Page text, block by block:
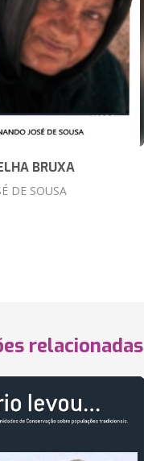
BRUXA
DE SOUSA
relacionadas